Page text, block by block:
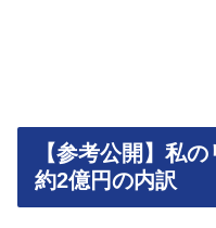
【参考公開】私
約2億円の内訳